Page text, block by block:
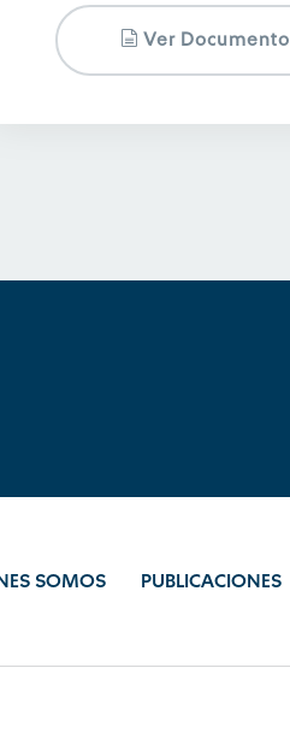
Ver Documento
SOMOS PUBLICACIONES